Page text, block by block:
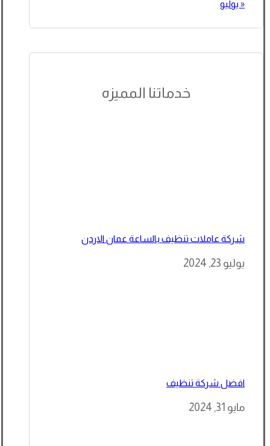
« يوليو
خدماتنا المميزه
شركة عاملات تنظيف بالساعة عمان الاردن
يوليو 23, 2024
افضل شركة تنظيف
مايو 31, 2024